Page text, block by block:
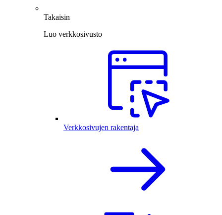
Takaisin
Luo verkkosivusto
Verkkosivujen rakentaja